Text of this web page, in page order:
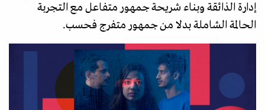
إدارة الذائقة وبناء شريحة جمهور متفاعل مع التجربة
الحالمة الشاملة بدلا من جمهور متفرج فحسب.